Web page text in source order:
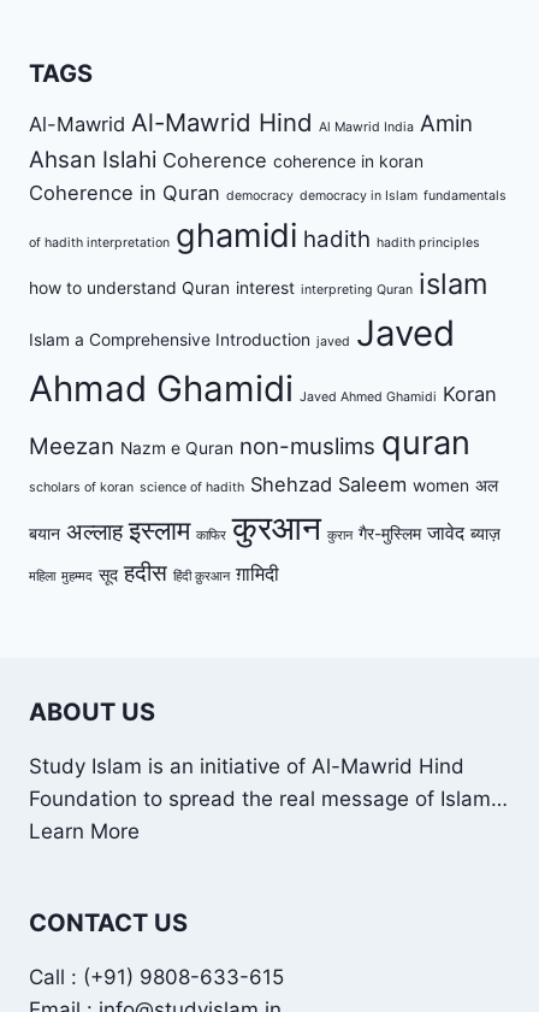
TAGS
Al-Mawrid Al-Mawrid Hind Al Mawrid India Amin
Ahsan Islahi Coherence coherence in koran
Coherence in Quran democracy democracy in Islam fundamentals
of hadith interpretation ghamidi hadith hadith principles
how to understand Quran interest interpreting Quran islam
Islam a Comprehensive Introduction javed Javed
Ahmad Ghamidi Javed Ahmed Ghamidi Koran
Meezan Nazm e Quran non-muslims quran
scholars of koran science of hadith Shehzad Saleem women अल
बयान अल्लाह इस्लाम काफिर कुरआन कुरान गैर-मुस्लिम जावेद ब्याज़
महिला मुहम्मद सूद हदीस हिंदी क़ुरआन ग़ामिदी
ABOUT US
Study Islam is an initiative of Al-Mawrid Hind
Foundation to spread the real message of Islam…
Learn More
CONTACT US
Call : (+91) 9808-633-615